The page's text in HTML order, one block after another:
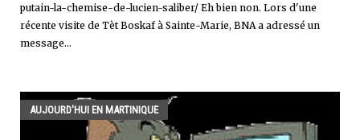
putain-la-chemise-de-lucien-saliber/ Eh bien non. Lors d'une
récente visite de Tèt Boskaf à Sainte-Marie, BNA a adressé un
message...
AUJOURD'HUI EN MARTINIQUE